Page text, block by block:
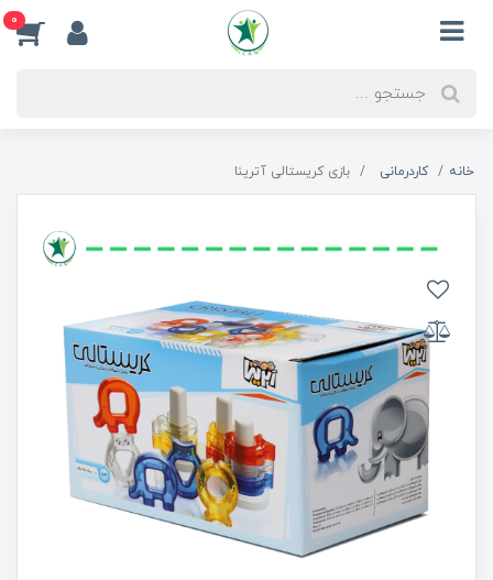
0
خانه کاردرمانی بازی کریستالی آترینا